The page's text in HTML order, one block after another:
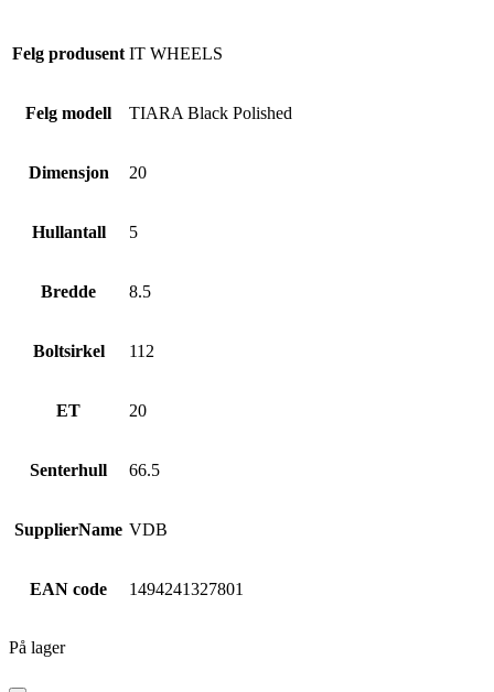
Felg produsent IT WHEELS
Felg modell TIARA Black Polished
Dimensjon 20
Hullantall 5
Bredde 8.5
Boltsirkel 112
ET 20
Senterhull 66.5
SupplierName VDB
EAN code 1494241327801
På lager